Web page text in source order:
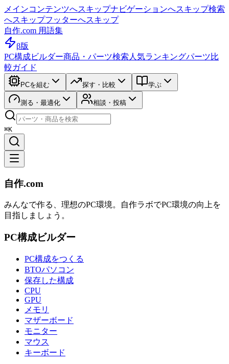
メインコンテンツへスキップナビゲーションへスキップ検索
へスキップフッターへスキップ
自作.com 用語集
β版
PC構成ビルダー商品・パーツ検索 人気ランキングパーツ比
較ガイド
PCを組む 探す・比較 学ぶ
測る・最適化 相談・投稿
⌘K
自作.com
みんなで作る、理想のPC環境。 自作ラボでPC環境の向上を
目指しましょう。
PC構成ビルダー
PC構成をつくる
BTOパソコン
保存した構成
CPU
GPU
メモリ
マザーボード
モニター
マウス
キーボード